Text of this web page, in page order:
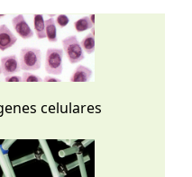
celulares